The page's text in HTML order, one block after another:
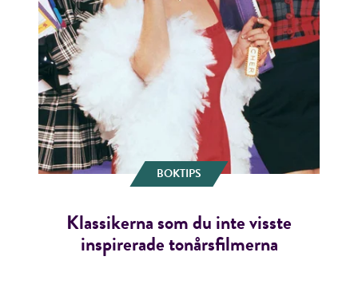
BOKTIPS
Klassikerna som du inte visste
inspirerade tonårsfilmerna